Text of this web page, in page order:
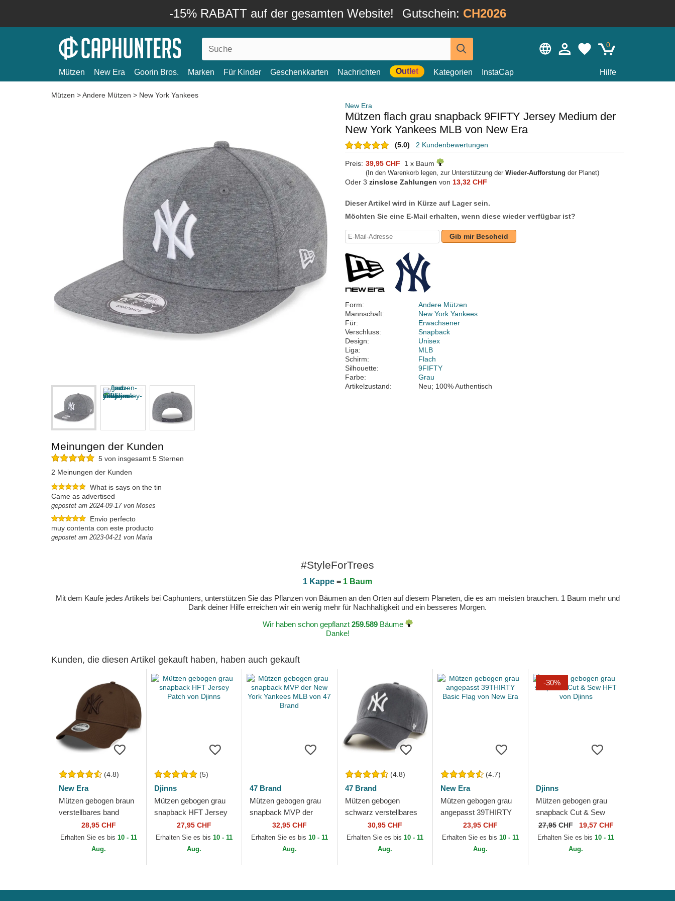
-15% RABATT auf der gesamten Website! Gutschein: CH2026
0
Mützen New Era Goorin Bros. Marken Für Kinder Geschenkkarten Nachrichten Outlet Kategorien InstaCap Hilfe
Mützen >Andere Mützen > New York Yankees
New Era
Mützen flach grau snapback 9FIFTY Jersey Medium der
New York Yankees MLB von New Era
(5.0) 2 Kundenbewertungen
Preis: 39,95 CHF 1 x Baum
(In den Warenkorb legen, zur Unterstützung der Wieder-Aufforstung der Planet)
Oder 3 zinslose Zahlungen von 13,32 CHF
Dieser Artikel wird in Kürze auf Lager sein.
Möchten Sie eine E-Mail erhalten, wenn diese wieder verfügbar ist?
Gib mir Bescheid
Form:
Andere Mützen
Mannschaft:
New York Yankees
Für:
Erwachsener
Verschluss:
Snapback
Design:
Unisex
Liga:
MLB
Schirm:
Flach
Silhouette:
9FIFTY
Farbe:
Grau
Artikelzustand:
Neu; 100% Authentisch
Meinungen der Kunden
5 von insgesamt 5 Sternen
2 Meinungen der Kunden
What is says on the tin
Came as advertised
gepostet am 2024-09-17 von Moses
Envio perfecto
muy contenta con este producto
gepostet am 2023-04-21 von Maria
#StyleForTrees
1 Kappe = 1 Baum
Mit dem Kaufe jedes Artikels bei Caphunters, unterstützen Sie das Pflanzen von Bäumen an den Orten auf diesem Planeten, die es am meisten brauchen. 1 Baum mehr und
Dank deiner Hilfe erreichen wir ein wenig mehr für Nachhaltigkeit und ein besseres Morgen.
Wir haben schon gepflanzt 259.589Bäume
Danke!
Kunden, die diesen Artikel gekauft haben, haben auch gekauft
(4.8)
New Era
Mützen gebogen braun
verstellbares band
9FORTY League
Essential der New York
Yankees MLB von New
28,95 CHF
Erhalten Sie es bis 10 - 11
Aug.
(5)
Djinns
Mützen gebogen grau
snapback HFT Jersey
Patch von Djinns
27,95 CHF
Erhalten Sie es bis 10 - 11
Aug.
47 Brand
Mützen gebogen grau
snapback MVP der
New York Yankees
MLB von 47 Brand
32,95 CHF
Erhalten Sie es bis 10 - 11
Aug.
(4.8)
47 Brand
Mützen gebogen
schwarz verstellbares
band der New York
Yankees MLB von 47
30,95 CHF
Erhalten Sie es bis 10 - 11
Aug.
(4.7)
New Era
Mützen gebogen grau
angepasst 39THIRTY
Basic Flag von New Era
23,95 CHF
Erhalten Sie es bis 10 - 11
Aug.
-30%
Djinns
Mützen gebogen grau
snapback Cut & Sew
HFT von Djinns
27,95CHF 19,57 CHF
Erhalten Sie es bis10 - 11
Aug.